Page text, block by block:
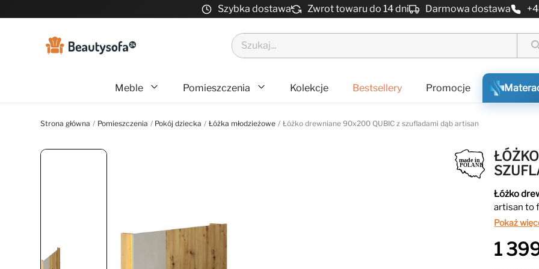
Szybka dostawa Zwrot towaru do 14 dni Darmowa dostawa
Meble Pomieszczenia Kolekcje Bestsellery Promocje
Strona główna Pomieszczenia Pokój dziecka Łóżka młodzieżowe Łóżko drewniane 90x200 QUBIC z szufladami dąb artisan
Łóżko
artisan to
akcesoria.
Pokaż
1